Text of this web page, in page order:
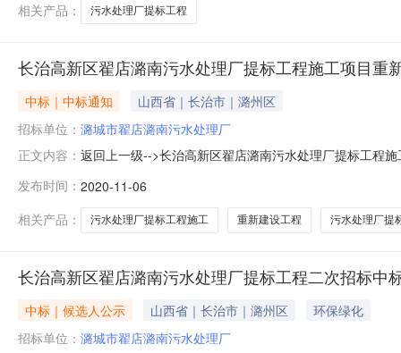
相关产品：
污水处理厂提标工程
长治高新区翟店潞南污水处理厂提标工程施工项目重
中标｜中标通知
山西省｜长治市｜潞州区
招标单位： 潞城市翟店潞南污水处理厂
正文内容： 返回上一级-->长治高新区翟店潞南污水处理厂提标工程
提标工程中标候选人情况：1、中标候选人基本情况：排
发布时间： 2020-11-06
相关产品：
污水处理厂提标工程施工 重新建设工程 污水处理厂提
长治高新区翟店潞南污水处理厂提标工程二次招标中
中标｜候选人公示 山西省｜长治市｜潞州区
环保绿化
招标单位： 潞城市翟店潞南污水处理厂